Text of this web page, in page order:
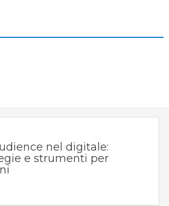
nel digitale:
e strumenti per